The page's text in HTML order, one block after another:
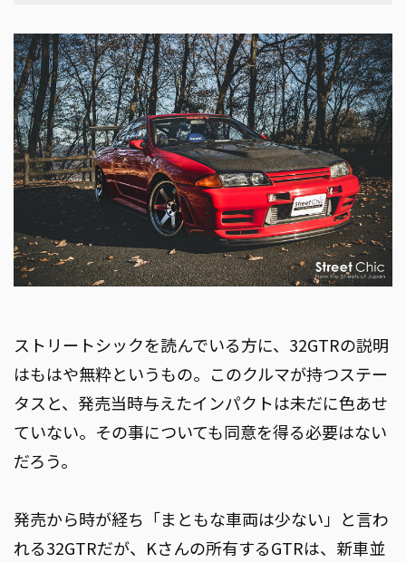
ストリートシックを読んでいる方に、32GTRの説明
はもはや無粋というもの。このクルマが持つステー
タスと、発売当時与えたインパクトは未だに色あせ
ていない。その事についても同意を得る必要はない
だろう。
発売から時が経ち「まともな車両は少ない」と言わ
れる32GTRだが、Kさんの所有するGTRは、新車並